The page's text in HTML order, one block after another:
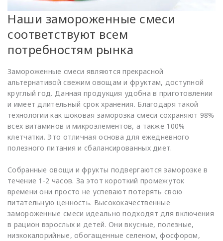
Наши замороженные смеси
соответствуют всем
потребностям рынка
Замороженные смеси являются прекрасной
альтернативой свежим овощам и фруктам, доступной
круглый год. Данная продукция удобна в приготовлении
и имеет длительный срок хранения. Благодаря такой
технологии как шоковая заморозка смеси сохраняют 98%
всех витаминов и микроэлементов, а также 100%
клетчатки. Это отличная основа для ежедневного
полезного питания и сбалансированных диет.
Собранные овощи и фрукты подвергаются заморозке в
течение 1-2 часов. За этот короткий промежуток
времени они просто не успевают потерять свою
питательную ценность. Высококачественные
замороженные смеси идеально подходят для включения
в рацион взрослых и детей. Они вкусные, полезные,
низкокалорийные, обогащенные селеном, фосфором,